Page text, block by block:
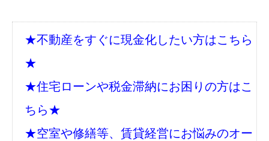
★不動産をすぐに現金化したい方はこちら
★
★住宅ローンや税金滞納にお困りの方はこ
ちら★
★空室や修繕等、賃貸経営にお悩みのオー